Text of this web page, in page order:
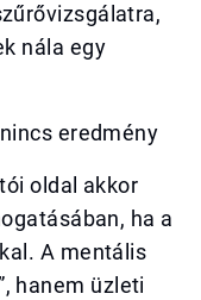
nála egy
eredmény
oldal akkor
ha a
A mentális
hanem üzleti